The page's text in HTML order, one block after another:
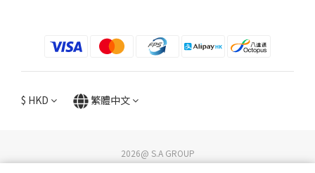
$ HKD 繁體中文
2026@ S.A GROUP